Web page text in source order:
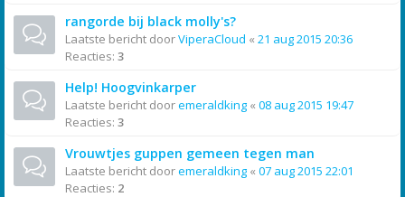
rangorde bij black molly's?
Laatste bericht doorViperaCloud « 21 aug 2015 20:36
Reacties: 3
Help! Hoogvinkarper
Laatste bericht dooremeraldking « 08 aug 2015 19:47
Reacties: 3
Vrouwtjes guppen gemeen tegen man
Laatste bericht dooremeraldking « 07 aug 2015 22:01
Reacties: 2